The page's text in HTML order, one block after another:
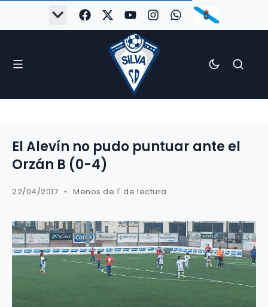
El Alevín no pudo puntuar ante el
Orzán B (0-4)
22/04/2017 Menos de 1' de lectura